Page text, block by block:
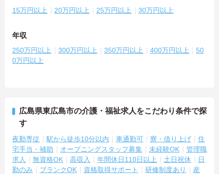
15万円以上 20万円以上 25万円以上 30万円以上
年収
250万円以上 300万円以上 350万円以上 400万円以上
50
0万円以上
広島県東広島市の介護・福祉求人をこだわり条件で探
す
夜勤専従 駅から徒歩10分以内 車通勤可 寮・借り上げ
住
宅手当・補助
オープニングスタッフ募集 未経験OK
管理職
求人
無資格OK 高収入 年間休日110日以上 土日祝休
日
勤のみ
ブランクOK 資格取得サポート 研修制度あり
産